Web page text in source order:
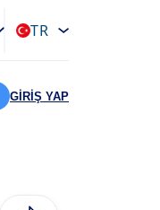
TR
GİRİŞ YAP